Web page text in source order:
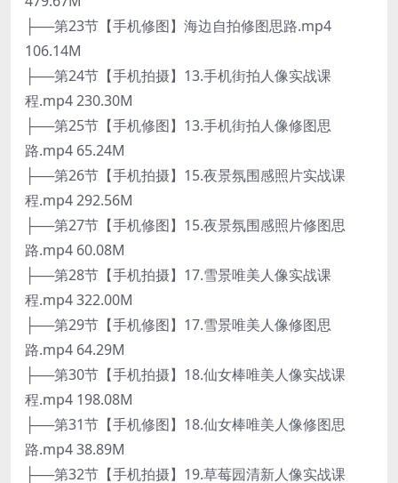
├──第23节【手机修图】海边自拍修图思路.mp4
106.14M
├──第24节【手机拍摄】13.手机街拍人像实战课
程.mp4 230.30M
├──第25节【手机修图】13.手机街拍人像修图思
路.mp4 65.24M
├──第26节【手机拍摄】15.夜景氛围感照片实战课
程.mp4 292.56M
├──第27节【手机修图】15.夜景氛围感照片修图思
路.mp4 60.08M
├──第28节【手机拍摄】17.雪景唯美人像实战课
程.mp4 322.00M
├──第29节【手机修图】17.雪景唯美人像修图思
路.mp4 64.29M
├──第30节【手机拍摄】18.仙女棒唯美人像实战课
程.mp4 198.08M
├──第31节【手机修图】18.仙女棒唯美人像修图思
路.mp4 38.89M
├──第32节【手机拍摄】19.草莓园清新人像实战课